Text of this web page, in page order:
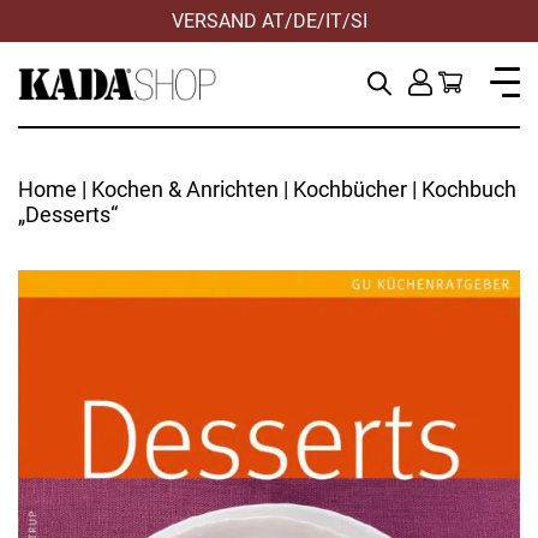
VERSAND AT/DE/IT/SI
Home | Kochen & Anrichten | Kochbücher | Kochbuch
„Desserts“